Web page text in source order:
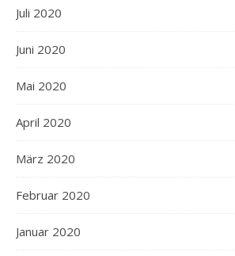
Juli 2020
Juni 2020
Mai 2020
April 2020
März 2020
Februar 2020
Januar 2020